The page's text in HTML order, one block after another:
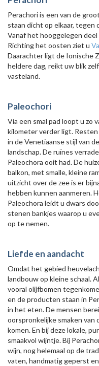
Perachori is een van de
staan dicht op elkaar, tegen
Vanaf het hooggelegen
Richting het oosten ziet u
Daarachter ligt de Ionische
heldere dag, reikt uw blik
vasteland.
Paleochori
Via een smal pad loopt u zo
kilometer verder ligt.
in de Venetiaanse stijl van
landschap. De ruïnes
Paleochora ooit had. De
balkon, met smalle, kleine
uitzicht over de zee is er
hebben kunnen aanmeren.
Paleochora leidt u dwars
stenen bankjes waarop u
op te nemen.
Liefde en aandacht
Omdat het gebied
landbouw op kleine schaal.
vooral olijfbomen
en de producten staan in
in het eten. De mensen
oorspronkelijke smaken
komen. En bij deze lokale,
smaakvol wijntje. Bij
wijn, nog helemaal op de
vaten, handmatig geperst